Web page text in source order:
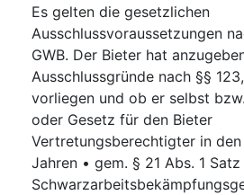
Es gelten die gesetzlichen
Ausschlussvoraussetzungen
GWB. Der Bieter hat
Ausschlussgründe nach §§
vorliegen und ob er selbst
oder Gesetz für den Bieter
Vertretungsberechtigter in
Jahren • gem. § 21 Abs. 1